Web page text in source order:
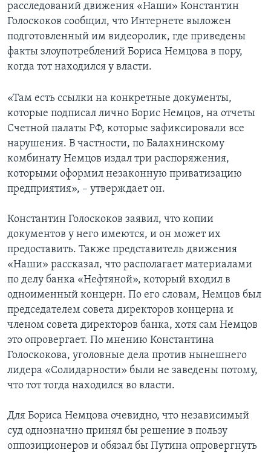
расследований движения «Наши» Константин
Голоскоков сообщил, что Интернете выложен
подготовленный им видеоролик, где приведены
факты злоупотреблений Бориса Немцова в пору,
когда тот находился у власти.
«Там есть ссылки на конкретные документы,
которые подписал лично Борис Немцов, на отчеты
Счетной палаты РФ, которые зафиксировали все
нарушения. В частности, по Балахнинскому
комбинату Немцов издал три распоряжения,
которыми оформил незаконную приватизацию
предприятия», – утверждает он.
Константин Голоскоков заявил, что копии
документов у него имеются, и он может их
предоставить. Также представитель движения
«Наши» рассказал, что располагает материалами
по делу банка «Нефтяной», который входил в
одноименный концерн. По его словам, Немцов был
председателем совета директоров концерна и
членом совета директоров банка, хотя сам Немцов
это опровергает. По мнению Константина
Голоскокова, уголовные дела против нынешнего
лидера «Солидарности» были не заведены потому,
что тот тогда находился во власти.
Для Бориса Немцова очевидно, что независимый
суд однозначно принял бы решение в пользу
оппозиционеров и обязал бы Путина опровергнуть